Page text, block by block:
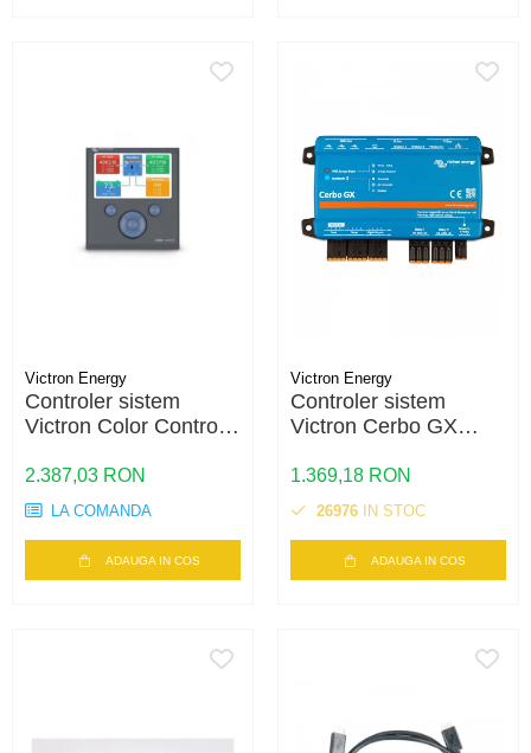
Victron Energy
Controler sistem
Victron Color Control
control, VRM, display
integrat
2.387,03 RON
LA COMANDA
ADAUGA IN COS
Victron Energy
Controler sistem
Victron Cerbo GX
control, VRM,
integrare completa
1.369,18 RON
26976 IN STOC
ADAUGA IN COS